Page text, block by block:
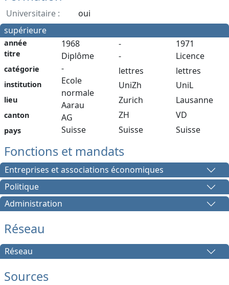
Universitaire :
oui
supérieure
année
titre
catégorie
institution
lieu
canton
pays
1968
Diplôme
-
Ecole
normale
Aarau
AG
Suisse
-
-
lettres
UniZh
Zurich
ZH
Suisse
1971
Licence
lettres
UniL
Lausanne
VD
Suisse
Fonctions et mandats
Entreprises et associations économiques
Politique
Administration
Réseau
Réseau
Sources